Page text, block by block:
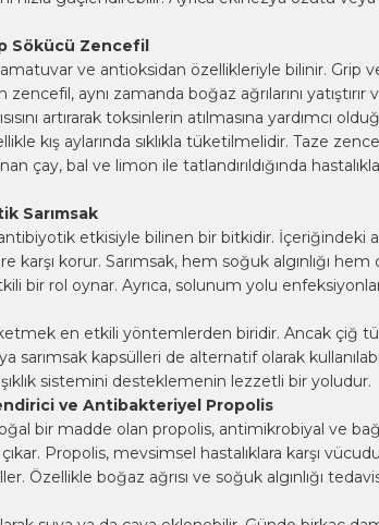
Sökücü Zencefil
ve antioksidan özellikleriyle bilinir. Grip ve
aynı zamanda boğaz ağrılarını yatıştırır
artırarak toksinlerin atılmasına yardımcı
kış aylarında sıklıkla tüketilmelidir. Taze
çay, bal ve limon ile tatlandırıldığında
Sarımsak
etkisiyle bilinen bir bitkidir. İçeriğindeki
karşı korur. Sarımsak, hem soğuk algınlığı hem
bir rol oynar. Ayrıca, solunum yolu
en etkili yöntemlerden biridir. Ancak çiğ
sarımsak kapsülleri de alternatif olarak
sistemini desteklemenin lezzetli bir yoludur.
ve Antibakteriyel Propolis
bir madde olan propolis, antimikrobiyal ve
Propolis, mevsimsel hastalıklara karşı
Özellikle boğaz ağrısı ve soğuk algınlığı